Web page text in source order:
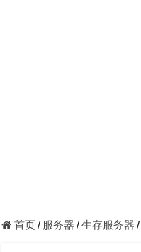
首页/ 服务器 /生存服务器 /